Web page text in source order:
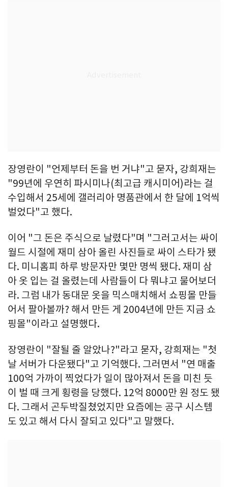
장영란이 "언제부터 돈을 번 거냐"고 묻자, 강희재는
"99년에 우연히 파시미나(최고급 캐시미어)라는 걸
수입해서 25세에 갤러리아 명품관에서 한 달에 1억씩
벌었다"고 했다.
이어 "그 돈은 주식으로 날렸다"며 "그러고서는 싸이
월드 시절에 재미 삼아 올린 사진들로 싸이 스타가 됐
다. 미니홈피 하루 방문자만 몇만 명씩 됐다. 재미 삼
아 옷 입는 걸 올렸는데 사람들이 다 뭐냐고 물어보더
라. 그럼 내가 동대문 옷을 믹스매치해서 쇼핑몰 만들
어서 팔아볼까? 해서 만든 게 2004년에 만든 지금 쇼
핑몰"이라고 설명했다.
장영란이 "잘될 줄 알았나?"라고 묻자, 강희재는 "첫
날 서버가 다운됐다"고 기억했다. 그러면서 "연 매출
100억 가까이 찍었다가 일이 많아져서 돈을 미친 듯
이 벌 때 크게 횡령을 당했다. 12억 8000만 원 정도 됐
다. 그래서 곤두박질쳤었지만 요즘에는 공구 시스템
도 있고 해서 다시 잘되고 있다"고 말했다.